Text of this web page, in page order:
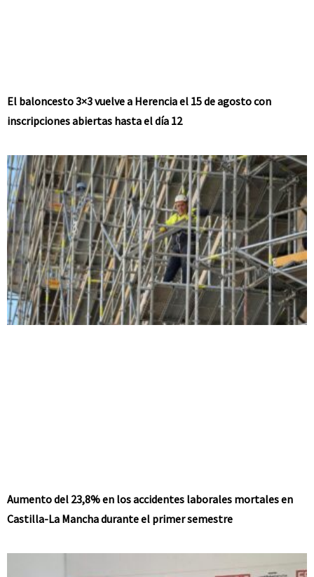
El baloncesto 3×3 vuelve a Herencia el 15 de agosto con
inscripciones abiertas hasta el día 12
Aumento del 23,8% en los accidentes laborales mortales en
Castilla-La Mancha durante el primer semestre